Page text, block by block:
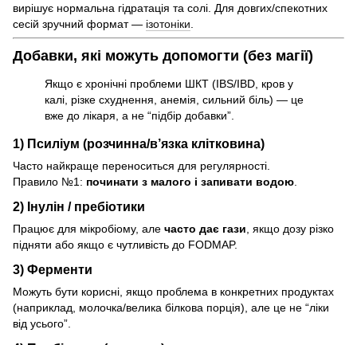
вирішує нормальна гідратація та солі. Для довгих/спекотних
сесій зручний формат — ізотоніки
Добавки, які можуть допомогти (без магії)
Якщо є хронічні проблеми ШКТ (IBS/IBD, кров у
калі, різке схуднення, анемія, сильний біль) — це
вже до лікаря, а не “підбір добавки”.
1) Псиліум (розчинна/в’язка клітковина)
Часто найкраще переноситься для регулярності.
Правило №1: починати з малого і запивати водою.
2) Інулін / пребіотики
Працює для мікробіому, але часто дає гази , якщо дозу різко
підняти або якщо є чутливість до FODMAP.
3) Ферменти
Можуть бути корисні, якщо проблема в конкретних продуктах
(наприклад, молочка/велика білкова порція), але це не “ліки
від усього”.